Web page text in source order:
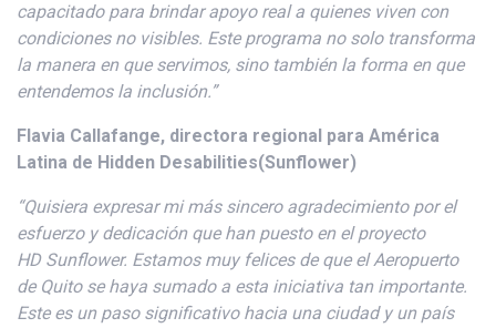
capacitado para brindar apoyo real a quienes viven con
condiciones no visibles. Este programa no solo transforma
la manera en que servimos, sino también la forma en que
entendemos la inclusión.”
Flavia Callafange, directora regional para América
Latina de Hidden Desabilities(Sunflower)
“Quisiera expresar mi más sincero agradecimiento por el
esfuerzo y dedicación que han puesto en el proyecto
HD Sunflower. Estamos muy felices de que el Aeropuerto
de Quito se haya sumado a esta iniciativa tan importante.
Este es un paso significativo hacia una ciudad y un país